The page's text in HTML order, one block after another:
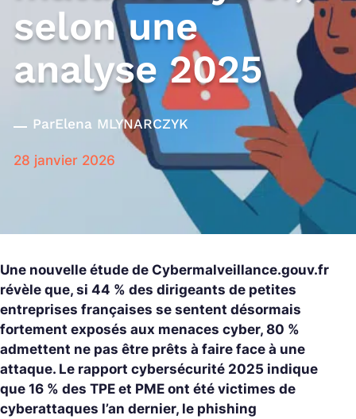
selon une
analyse 2025
ParElena MLYNARCZYK
28 janvier 2026
Une nouvelle étude de Cybermalveillance.gouv.fr
révèle que, si 44 % des dirigeants de petites
entreprises françaises se sentent désormais
fortement exposés aux menaces cyber, 80 %
admettent ne pas être prêts à faire face à une
attaque. Le rapport cybersécurité 2025 indique
que 16 % des TPE et PME ont été victimes de
cyberattaques l’an dernier, le phishing